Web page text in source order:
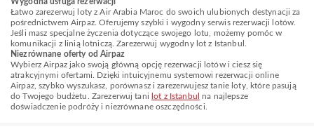
Łatwo zarezerwuj loty z Air Arabia Maroc do swoich ulubionych destynacji za
pośrednictwem Airpaz. Oferujemy szybki i wygodny serwis rezerwacji lotów.
Jeśli masz specjalne życzenia dotyczące swojego lotu, możemy pomóc w
komunikacji z linią lotniczą. Zarezerwuj wygodny lot z Istanbul.
Niezrównane oferty od Airpaz
Wybierz Airpaz jako swoją główną opcję rezerwacji lotów i ciesz się
atrakcyjnymi ofertami. Dzięki intuicyjnemu systemowi rezerwacji online
Airpaz, szybko wyszukasz, porównasz i zarezerwujesz tanie loty, które pasują
do Twojego budżetu. Zarezerwuj tani lot z Istanbul na najlepsze
doświadczenie podróży i niezrównane oszczędności.